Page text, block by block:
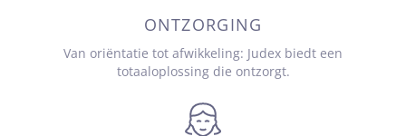
ONTZORGING
Van oriëntatie tot afwikkeling: Judex biedt een
totaaloplossing die ontzorgt.